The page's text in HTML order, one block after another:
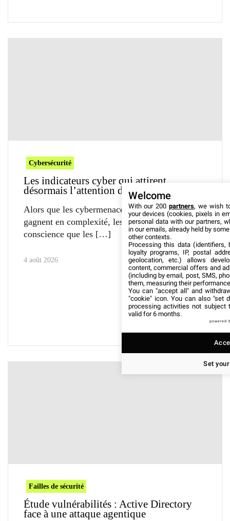
Cybersécurité
Les indicateurs cyber qui attirent
désormais l’attention des dirigeants
Alors que les cybermenaces s’accélèrent et
gagnent en complexité, les dirigeants prennent
conscience que les
4 août 2026
Failles de sécurité
Étude vulnérabilités : Active Directory
face à une attaque agentique
Welcome
With our 200partners, we wish
your devices (cookies, pixels in
personal data with our partners,
in our emails, already held by
other contexts.
Processing this data (identifiers,
loyalty programs, IP, postal
geolocation, etc.) allows
content, commercial offers and
(including by email, post, SMS,
them, measuring their
You can "accept all" and
"cookie" icon. You can also "set
processing activities not subject
valid for 6 months.
powered
Set